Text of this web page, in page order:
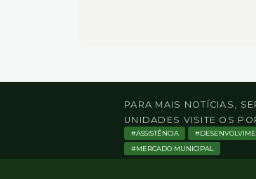
PARA MAIS NOTÍCIAS,
UNIDADES VISITE OS
ASSISTÊNCIA
MERCADO MUNICIPAL